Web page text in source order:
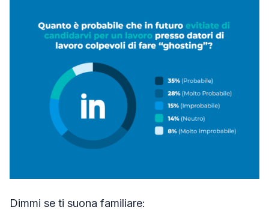
Dimmi se ti suona familiare: